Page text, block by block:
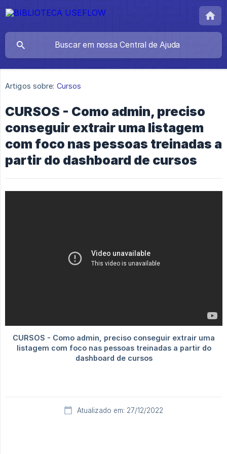
Artigos sobre: Cursos
CURSOS - Como admin, preciso
conseguir extrair uma listagem
com foco nas pessoas treinadas a
partir do dashboard de cursos
Atualizado em: 27/12/2022